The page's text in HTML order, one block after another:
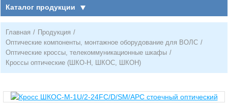
Каталог продукции
Главная / Продукция /
Оптические компоненты, монтажное оборудование для ВОЛС /
Оптические кроссы, телекоммуникационные шкафы /
Кроссы оптические (ШКО-Н, ШКОС, ШКОН)